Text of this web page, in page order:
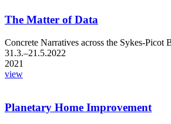
The Matter of Data
Concrete Narratives across the Sykes-Picot
31.3.–21.5.2022
2021
view
Planetary Home Improvement